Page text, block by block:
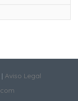
Aviso Legal